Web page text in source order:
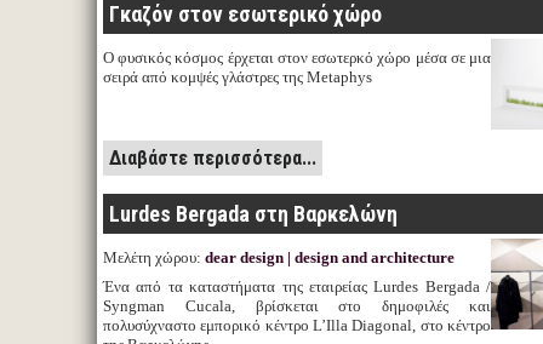
Γκαζόν στον εσωτερικό χώρο
Ο φυσικός κόσμος έρχεται στον εσωτερκό χώρο μέσα σε μια
σειρά από κομψές γλάστρες της Metaphys
Διαβάστε περισσότερα...
Lurdes Bergada στη Βαρκελώνη
Μελέτη χώρου: dear design | design and architecture
Ένα από τα καταστήματα της εταιρείας Lurdes Bergada /
Syngman Cucala, βρίσκεται στο δημοφιλές και
πολυσύχναστο εμπορικό κέντρο L’Illa Diagonal, στο κέντρο